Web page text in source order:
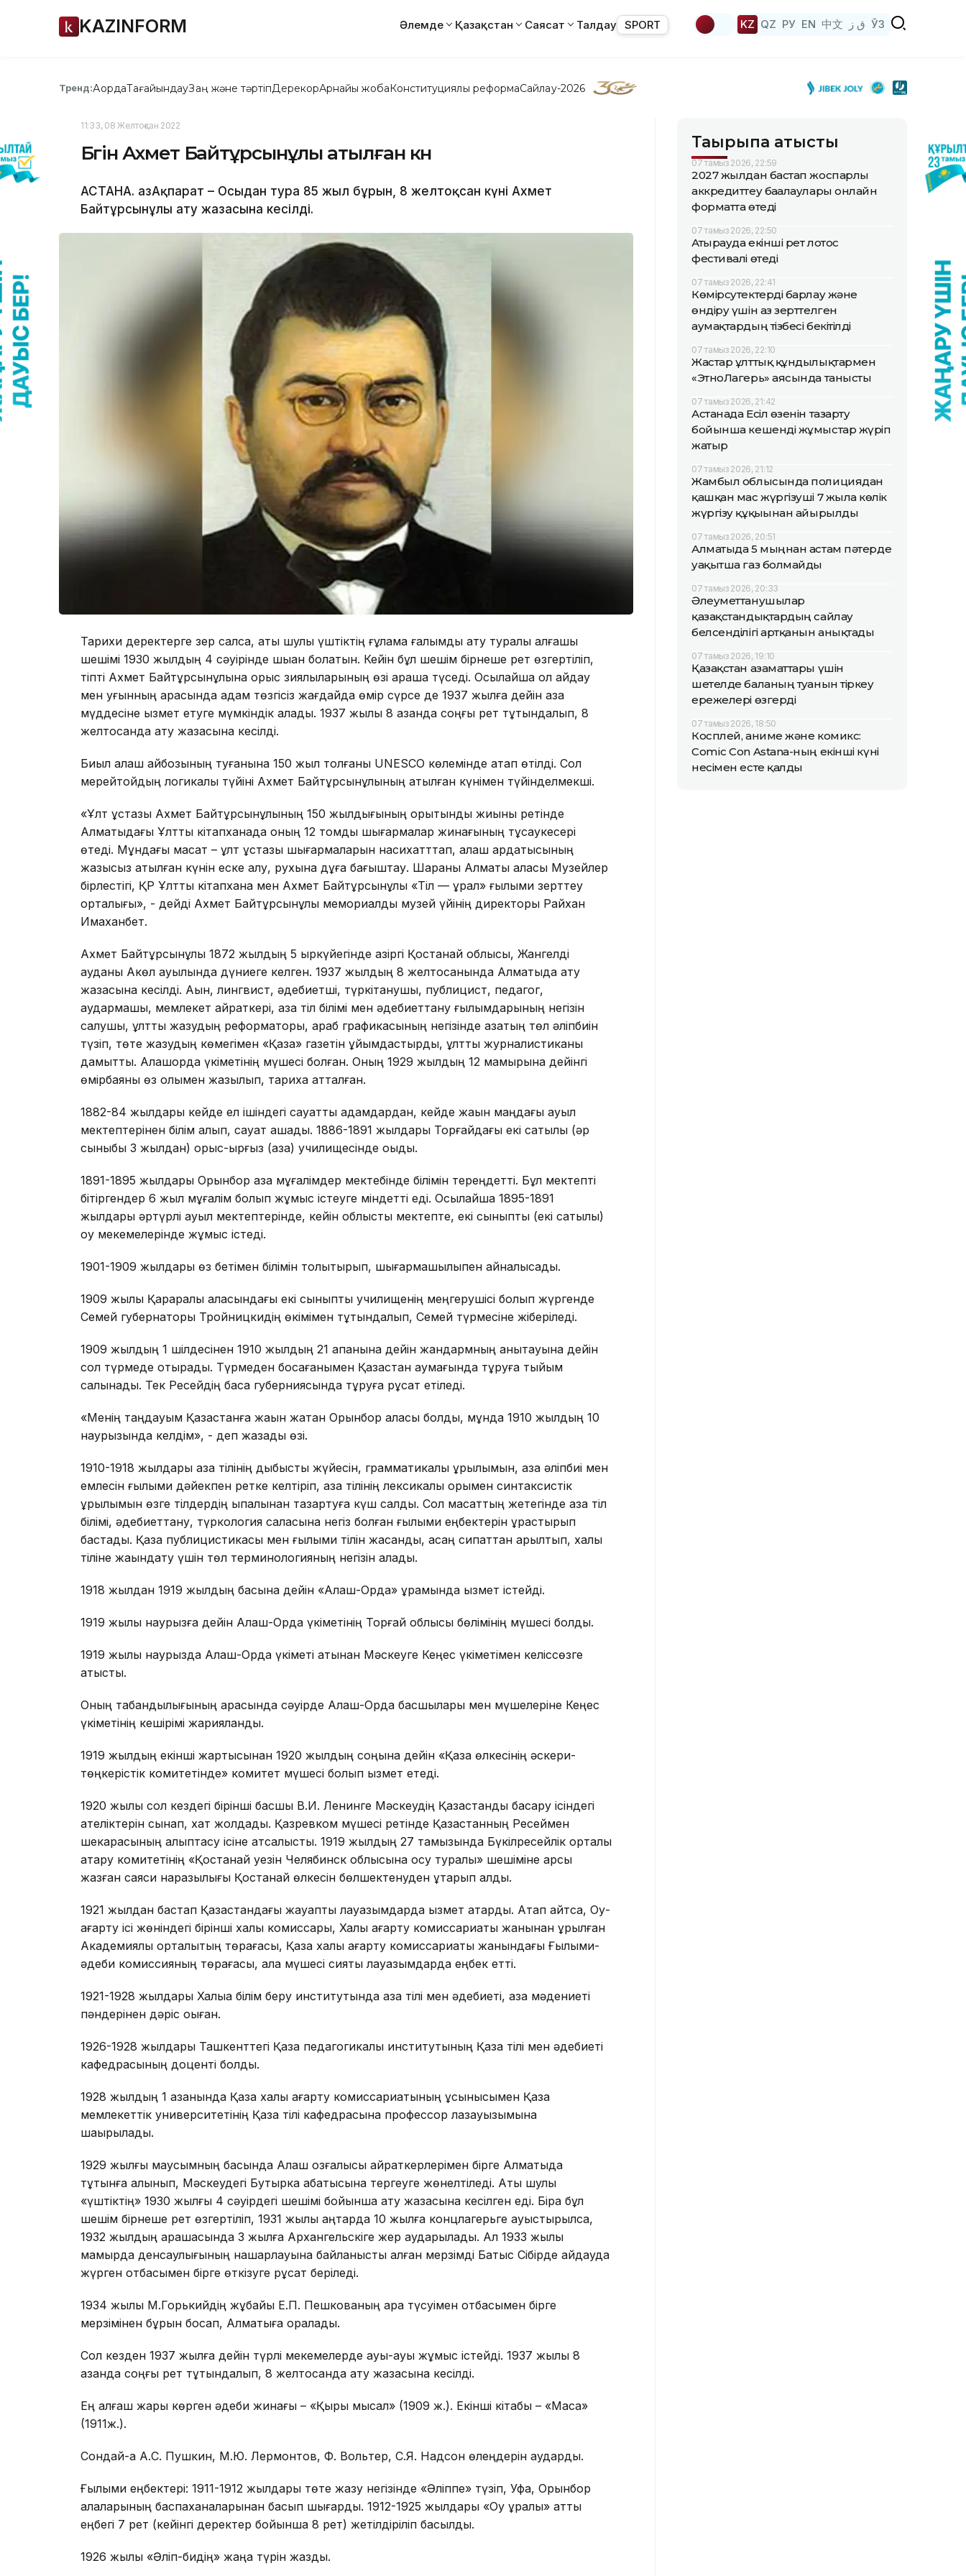
KAZINFORM Әлемде Қазақстан Саясат Талдау SPORT KZ QZ РУ EN 中文 ق ز ЎЗ
Тренд:АқордаТағайындауЗаң және тәртіпДерекқорАрнайы жобаКонституциялық реформаСайлау-2026
11:33, 08 Желтоқсан 2022
Бүгін Ахмет Байтұрсынұлы атылған күн
АСТАНА. ҚазАқпарат – Осыдан тура 85 жыл бұрын, 8 желтоқсан күні Ахмет
Байтұрсынұлы ату жазасына кесілді.
Тарихи деректерге зер салсақ, аты шулы үштіктің ғұлама ғалымды ату туралы алғашқы
шешімі 1930 жылдың 4 сәуірінде шыққан болатын. Кейін бұл шешім бірнеше рет өзгертіліп,
тіпті Ахмет Байтұрсынұлына орыс зиялыларының өзі араша түседі. Осылайша ол айдау
мен қуғынның арасында адам төзгісіз жағдайда өмір сүрсе де 1937 жылға дейін қазақ
мүддесіне қызмет етуге мүмкіндік алады. 1937 жылы 8 қазанда соңғы рет тұтқындалып, 8
желтоқсанда ату жазасына кесілді.
Биыл алаш айбозының туғанына 150 жыл толғаны UNESCO көлемінде атап өтілді. Сол
мерейтойдың логикалық түйіні Ахмет Байтұрсынұлының атылған күнімен түйінделмекші.
«Ұлт ұстазы Ахмет Байтұрсынұлының 150 жылдығының қорытынды жиыны ретінде
Алматыдағы Ұлттық кітапханада оның 12 томдық шығармалар жинағының тұсаукесері
өтеді. Мұндағы мақсат – ұлт ұстазы шығармаларын насихатттап, алаш ардақтысының
жазықсыз атылған күнін еске алу, рухына дұға бағыштау. Шараны Алматы қаласы Музейлер
бірлестігі, ҚР Ұлттық кітапхана мен Ахмет Байтұрсынұлы «Тіл — құрал» ғылыми зерттеу
орталығы», - дейді Ахмет Байтұрсынұлы мемориалды музей үйінің директоры Райхан
Имаханбет.
Ахмет Байтұрсынұлы 1872 жылдың 5 қыркүйегінде қазіргі Қостанай облысы, Жангелді
ауданы Ақкөл ауылында дүниеге келген. 1937 жылдың 8 желтоқсанында Алматыда ату
жазасына кесілді. Ақын, лингвист, әдебиетші, түркітанушы, публицист, педагог,
аудармашы, мемлекет қайраткері, қазақ тіл білімі мен әдебиеттану ғылымдарының негізін
салушы, ұлттық жазудың реформаторы, араб графикасының негізінде қазақтың төл әліпбиін
түзіп, төте жазудың көмегімен «Қазақ» газетін ұйымдастырды, ұлттық журналистиканы
дамытты. Алашорда үкіметінің мүшесі болған. Оның 1929 жылдың 12 мамырына дейінгі
өмірбаяны өз қолымен жазылып, тарихқа қатталған.
1882-84 жылдары кейде ел ішіндегі сауатты адамдардан, кейде жақын маңдағы ауыл
мектептерінен білім алып, сауат ашады. 1886-1891 жылдары Торғайдағы екі сатылы (әр
сыныбы 3 жылдан) орыс-қырғыз (қазақ) училищесінде оқыды.
1891-1895 жылдары Орынбор қазақ мұғалімдер мектебінде білімін тереңдетті. Бұл мектепті
бітіргендер 6 жыл мұғалім болып жұмыс істеуге міндетті еді. Осылайша 1895-1891
жылдары әртүрлі ауыл мектептерінде, кейін облыстық мектепте, екі сыныптық (екі сатылы)
оқу мекемелерінде жұмыс істеді.
1901-1909 жылдары өз бетімен білімін толықтырып, шығармашылықпен айналысады.
1909 жылы Қарқаралы қаласындағы екі сыныптық училищенің меңгерушісі болып жүргенде
Семей губернаторы Тройницкидің өкімімен тұтқындалып, Семей түрмесіне жіберіледі.
1909 жылдың 1 шілдесінен 1910 жылдың 21 ақпанына дейін жандармның анықтауына дейін
сол түрмеде отырады. Түрмеден босағанымен Қазақстан аумағында тұруға тыйым
салынады. Тек Ресейдің басқа губерниясында тұруға рұқсат етіледі.
«Менің таңдауым Қазақстанға жақын жатқан Орынбор қаласы болды, мұнда 1910 жылдың 10
наурызында келдім», - деп жазады өзі.
1910-1918 жылдары қазақ тілінің дыбыстық жүйесін, грамматикалық құрылымын, қазақ әліпбиі мен
емлесін ғылыми дәйекпен ретке келтіріп, қазақ тілінің лексикалық қорымен синтаксистік
құрылымын өзге тілдердің ықпалынан тазартуға күш салды. Сол мақсаттың жетегінде қазақ тіл
білімі, әдебиеттану, түркология саласына негіз болған ғылыми еңбектерін құрастырып
бастады. Қазақ публицистикасы мен ғылыми тілін жасанды, қасаң сипаттан арылтып, халық
тіліне жақындату үшін төл терминологияның негізін қалады.
1918 жылдан 1919 жылдың басына дейін «Алаш-Орда» құрамында қызмет істейді.
1919 жылы наурызға дейін Алаш-Орда үкіметінің Торғай облысы бөлімінің мүшесі болды.
1919 жылы наурызда Алаш-Орда үкіметі атынан Мәскеуге Кеңес үкіметімен келіссөзге
қатысты.
Оның табандылығының арқасында сәуірде Алаш-Орда басшылары мен мүшелеріне Кеңес
үкіметінің кешірімі жарияланды.
1919 жылдың екінші жартысынан 1920 жылдың соңына дейін «Қазақ өлкесінің әскери-
төңкерістік комитетінде» комитет мүшесі болып қызмет етеді.
1920 жылы сол кездегі бірінші басшы В.И. Ленинге Мәскеудің Қазақстанды басқару ісіндегі
қателіктерін сынап, хат жолдады. Қазревком мүшесі ретінде Қазақстанның Ресеймен
шекарасының қалыптасу ісіне атсалысты. 1919 жылдың 27 тамызында Бүкілресейлік орталық
атқару комитетінің «Қостанай уезін Челябинск облысына қосу туралы» шешіміне қарсы
жазған саяси наразылығы Қостанай өлкесін бөлшектенуден құтқарып қалды.
1921 жылдан бастап Қазақстандағы жауапты лауазымдарда қызмет атқарды. Атап айтсақ, Оқу-
ағарту ісі жөніндегі бірінші халық комиссары, Халық ағарту комиссариаты жанынан құрылған
Академиялық орталықтың төрағасы, Қазақ халық ағарту комиссариаты жанындағы Ғылыми-
әдеби комиссияның төрағасы, алқа мүшесі сияқты лауазымдарда еңбек етті.
1921-1928 жылдары Халыққа білім беру институтында қазақ тілі мен әдебиеті, қазақ мәдениеті
пәндерінен дәріс оқыған.
1926-1928 жылдары Ташкенттегі Қазақ педагогикалық институтының Қазақ тілі мен әдебиеті
кафедрасының доценті болды.
1928 жылдың 1 қазанында Қазақ халық ағарту комиссариатының ұсынысымен Қазақ
мемлекеттік университетінің Қазақ тілі кафедрасына профессор лазауызымына
шақырылады.
1929 жылғы маусымның басында Алаш қозғалысы қайраткерлерімен бірге Алматыда
тұтқынға алынып, Мәскеудегі Бутырка абақтысына тергеуге жөнелтіледі. Аты шулы
«үштіктің» 1930 жылғы 4 сәуірдегі шешімі бойынша ату жазасына кесілген еді. Бірақ бұл
шешім бірнеше рет өзгертіліп, 1931 жылы қаңтарда 10 жылға концлагерьге ауыстырылса,
1932 жылдың қарашасында 3 жылға Архангельскіге жер аударылады. Ал 1933 жылы
мамырда денсаулығының нашарлауына байланысты қалған мерзімді Батыс Сібірде айдауда
жүрген отбасымен бірге өткізуге рұқсат беріледі.
1934 жылы М.Горькийдің жұбайы Е.П. Пешкованың ара түсуімен отбасымен бірге
мерзімінен бұрын босап, Алматыға оралады.
Сол кезден 1937 жылға дейін түрлі мекемелерде ауық-ауық жұмыс істейді. 1937 жылы 8
қазанда соңғы рет тұтқындалып, 8 желтоқсанда ату жазасына кесілді.
Ең алғаш жарық көрген әдеби жинағы – «Қырық мысал» (1909 ж.). Екінші кітабы – «Маса»
(1911ж.).
Сондай-ақ А.С. Пушкин, М.Ю. Лермонтов, Ф. Вольтер, С.Я. Надсон өлеңдерін аударды.
Ғылыми еңбектері: 1911-1912 жылдары төте жазу негізінде «Әліппе» түзіп, Уфа, Орынбор
қалаларының баспаханаларынан басып шығарды. 1912-1925 жылдары «Оқу құралы» атты
еңбегі 7 рет (кейінгі деректер бойынша 8 рет) жетілдіріліп басылды.
1926 жылы «Әліп-бидің» жаңа түрін жазды.
Тақырыпқа қатысты
07 тамыз 2026, 22:59
2027 жылдан бастап жоспарлы
аккредиттеу бағалаулары онлайн
форматта өтеді
07 тамыз 2026, 22:50
Атырауда екінші рет лотос
фестивалі өтеді
07 тамыз 2026, 22:41
Көмірсутектерді барлау және
өндіру үшін аз зерттелген
аумақтардың тізбесі бекітілді
07 тамыз 2026, 22:10
Жастар ұлттық құндылықтармен
«ЭтноЛагерь» аясында танысты
07 тамыз 2026, 21:42
Астанада Есіл өзенін тазарту
бойынша кешенді жұмыстар жүріп
жатыр
07 тамыз 2026, 21:12
Жамбыл облысында полициядан
қашқан мас жүргізуші 7 жылға көлік
жүргізу құқығынан айырылды
07 тамыз 2026, 20:51
Алматыда 5 мыңнан астам пәтерде
уақытша газ болмайды
07 тамыз 2026, 20:33
Әлеуметтанушылар
қазақстандықтардың сайлау
белсенділігі артқанын анықтады
07 тамыз 2026, 19:10
Қазақстан азаматтары үшін
шетелде баланың туғанын тіркеу
ережелері өзгерді
07 тамыз 2026, 18:50
Косплей, аниме және комикс:
Comic Con Astana-ның екінші күні
несімен есте қалды